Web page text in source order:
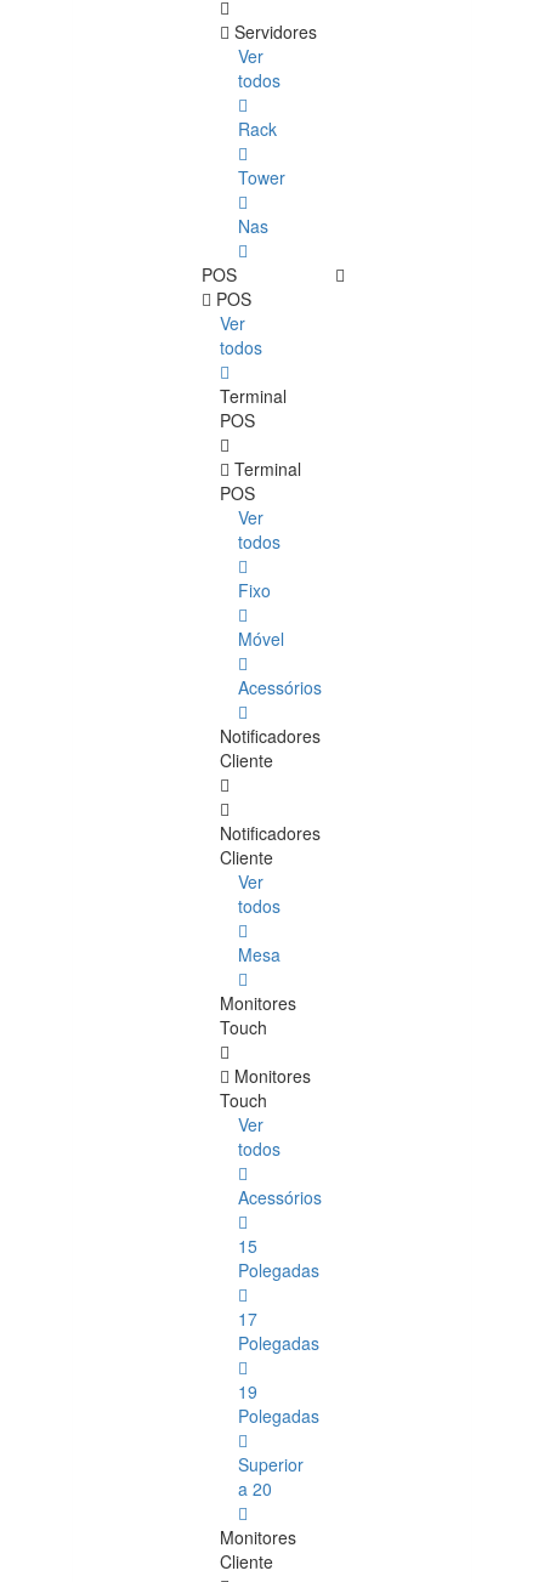
Servidores
Ver
todos
Rack
Tower
Nas
POS
POS
Ver
todos
Terminal
POS
Terminal
POS
Ver
todos
Fixo
Móvel
Acessórios
Notificadores
Cliente
Notificadores
Cliente
Ver
todos
Mesa
Monitores
Touch
Monitores
Touch
Ver
todos
Acessórios
15
Polegadas
17
Polegadas
19
Polegadas
Superior
a 20
Monitores
Cliente